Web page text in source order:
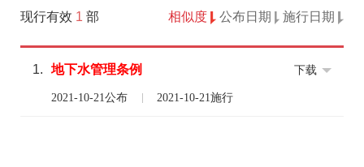
现行有效 1 部 相似度 公布日期 施行日期
1. 地下水管理条例
2021-10-21公布 2021-10-21施行
下载